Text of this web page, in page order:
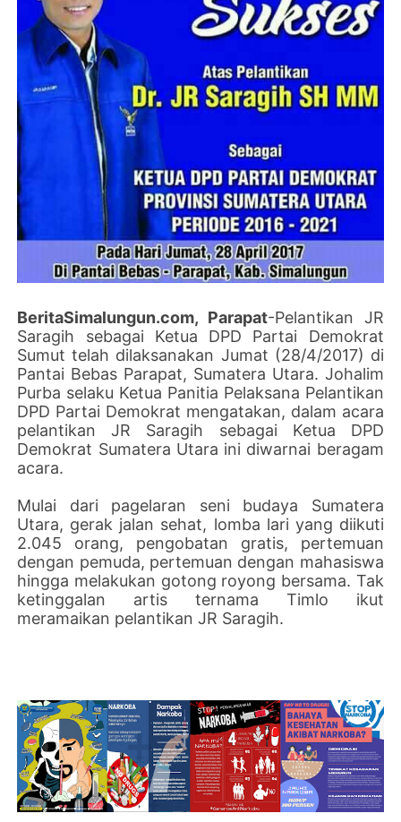
BeritaSimalungun.com, Parapat-Pelantikan JR
Saragih sebagai Ketua DPD Partai Demokrat
Sumut telah dilaksanakan Jumat (28/4/2017) di
Pantai Bebas Parapat, Sumatera Utara. Johalim
Purba selaku Ketua Panitia Pelaksana Pelantikan
DPD Partai Demokrat mengatakan, dalam acara
pelantikan JR Saragih sebagai Ketua DPD
Demokrat Sumatera Utara ini diwarnai beragam
acara.
Mulai dari pagelaran seni budaya Sumatera
Utara, gerak jalan sehat, lomba lari yang diikuti
2.045 orang, pengobatan gratis, pertemuan
dengan pemuda, pertemuan dengan mahasiswa
hingga melakukan gotong royong bersama. Tak
ketinggalan artis ternama Timlo ikut
meramaikan pelantikan JR Saragih.